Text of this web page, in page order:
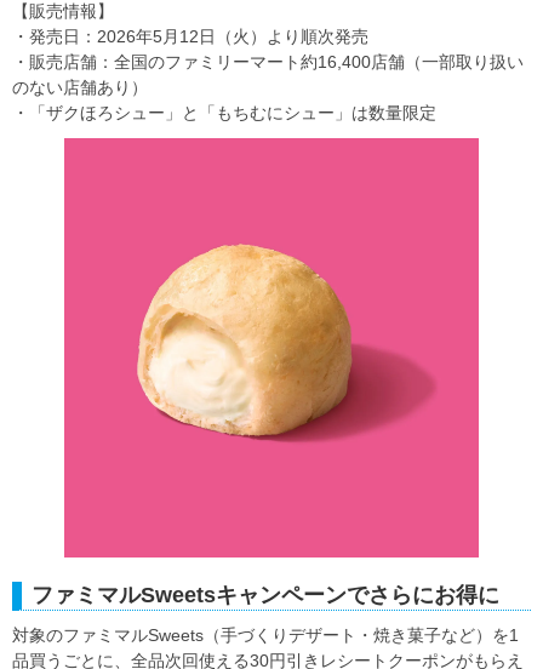
【販売情報】
・発売日：2026年5月12日（火）より順次発売
・販売店舗：全国のファミリーマート約16,400店舗（一部取り扱い
のない店舗あり）
・「ザクほろシュー」と「もちむにシュー」は数量限定
ファミマルSweetsキャンペーンでさらにお得に
対象のファミマルSweets（手づくりデザート・焼き菓子など）を1
品買うごとに、全品次回使える30円引きレシートクーポンがもらえ